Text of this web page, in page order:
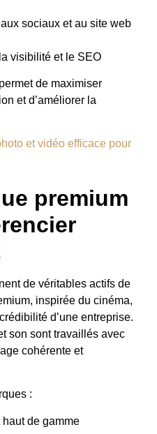
sociaux et au site web
visibilité et le SEO
de maximiser
et d’améliorer la
et vidéo efficace pour
premium
de véritables actifs de
inspirée du cinéma,
d’une entreprise.
son sont travaillés avec
cohérente et
:
de gamme